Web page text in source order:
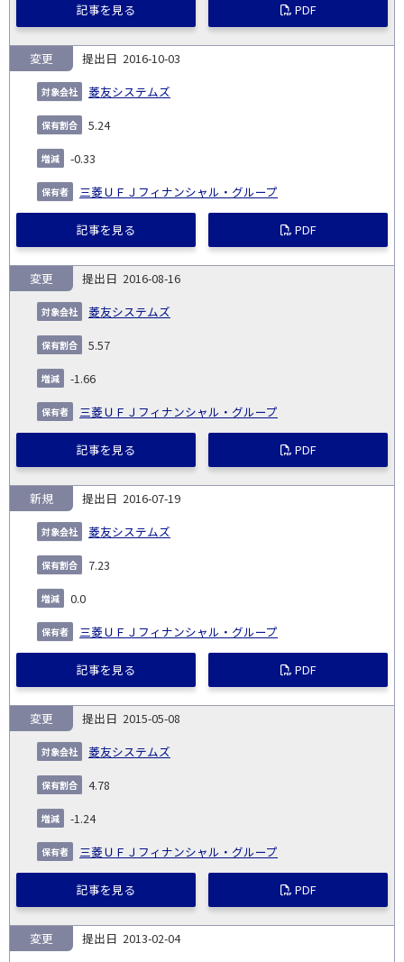
記事を見る PDF
2016-10-03
菱友システムズ
変更
5.24
-0.33
三菱ＵＦＪフィナンシャル・グループ
記事を見る PDF
2016-08-16
菱友システムズ
変更
5.57
-1.66
三菱ＵＦＪフィナンシャル・グループ
記事を見る PDF
2016-07-19
菱友システムズ
新規
7.23
0.0
三菱ＵＦＪフィナンシャル・グループ
記事を見る PDF
2015-05-08
菱友システムズ
変更
4.78
-1.24
三菱ＵＦＪフィナンシャル・グループ
記事を見る PDF
2013-02-04
変更